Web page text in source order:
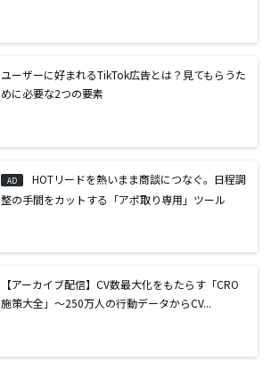
ユーザーに好まれるTikTok広告とは？見てもらうた
めに必要な2つの要素
AD
HOTリードを熱いまま商談につなぐ。日程調
整の手間をカットする「アポ取り専用」ツール
【アーカイブ配信】CV数最大化をもたらす「CRO
施策大全」〜250万人の行動データからCV...